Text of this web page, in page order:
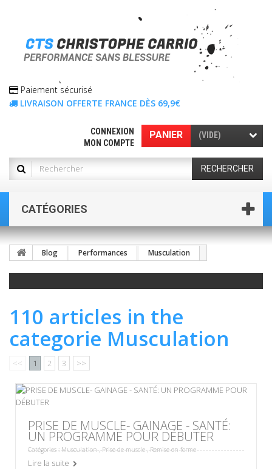
Paiement sécurisé
LIVRAISON OFFERTE FRANCE DÈS 69,9€
PANIER (VIDE)
CONNEXION
MON COMPTE
RECHERCHER
CATÉGORIES
Blog Performances Musculation
110 articles in the
categorie Musculation
<< 1 2 3 >>
PRISE DE MUSCLE- GAINAGE - SANTÉ:
UN PROGRAMME POUR DÉBUTER
Catégories : Musculation,Prise de muscle,Remise en forme
Lire la suite